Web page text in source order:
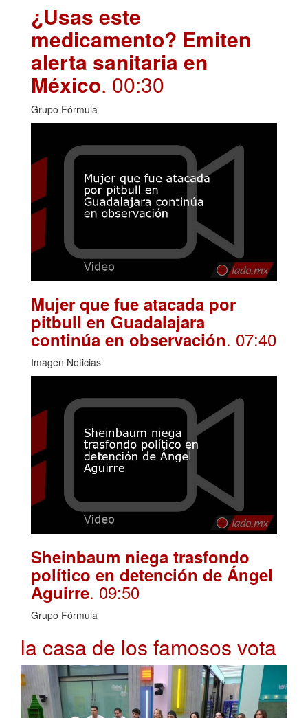
¿Usas este
medicamento? Emiten
alerta sanitaria en
México. 00:30
Grupo Fórmula
Mujer que fue atacada por
pitbull en Guadalajara
continúa en observación. 07:40
Imagen Noticias
Sheinbaum niega trasfondo
político en detención de Ángel
Aguirre. 09:50
Grupo Fórmula
la casa de los famosos vota